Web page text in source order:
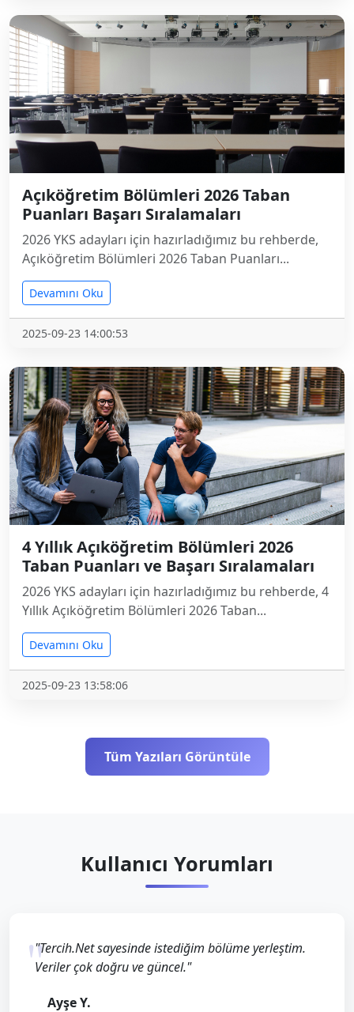
Açıköğretim Bölümleri 2026 Taban
Puanları Başarı Sıralamaları
2026 YKS adayları için hazırladığımız bu rehberde,
Açıköğretim Bölümleri 2026 Taban Puanları...
Devamını Oku
2025-09-23 14:00:53
4 Yıllık Açıköğretim Bölümleri 2026
Taban Puanları ve Başarı Sıralamaları
2026 YKS adayları için hazırladığımız bu rehberde, 4
Yıllık Açıköğretim Bölümleri 2026 Taban...
Devamını Oku
2025-09-23 13:58:06
Tüm Yazıları Görüntüle
Kullanıcı Yorumları
"Tercih.Net sayesinde istediğim bölüme yerleştim.
Veriler çok doğru ve güncel."
Ayşe Y.